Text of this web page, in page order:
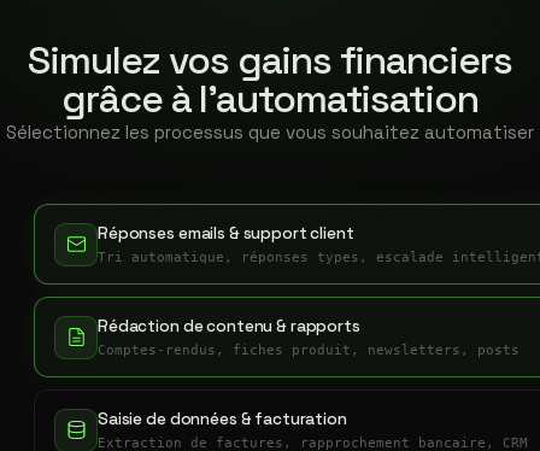
Simulez vos gains financiers
grâce à l'automatisation
Sélectionnez les processus que vous souhaitez automatiser
Réponses emails & support client
Tri automatique, réponses types, escalade
Rédaction de contenu & rapports
Comptes-rendus, fiches produit, newsletters, posts
Saisie de données & facturation
Extraction de factures, rapprochement bancaire, CRM